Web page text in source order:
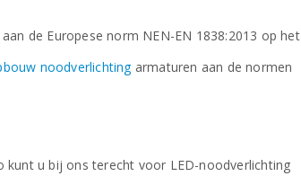
de Europese norm NEN-EN 1838:2013 op het
noodverlichtingarmaturen aan de normen
u bij ons terecht voor LED-noodverlichting